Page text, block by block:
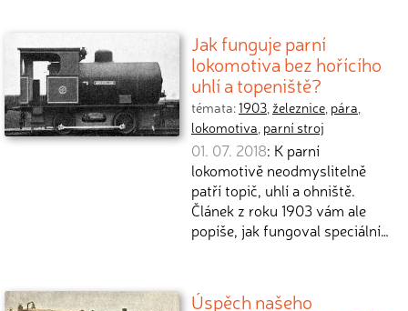
Jak funguje parní
lokomotiva bez hořícího
uhlí a topeniště?
témata:1903, železnice, pára,
lokomotiva, parní stroj
01. 07. 2018: K parní
lokomotivě neodmyslitelně
patří topič, uhlí a ohniště.
Článek z roku 1903 vám ale
popíše, jak fungoval speciální…
Úspěch našeho